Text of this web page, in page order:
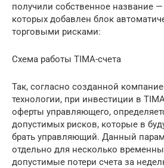
получили собственное название —
которых добавлен блок
торговыми рисками:
Схема работы ТIMA-счета
Так, согласно созданной
технологии, при инвестиции в
оферты управляющего,
допустимых рисков, которые в
брать управляющий. Данный
отдельно для несколько
допустимые потери счета за